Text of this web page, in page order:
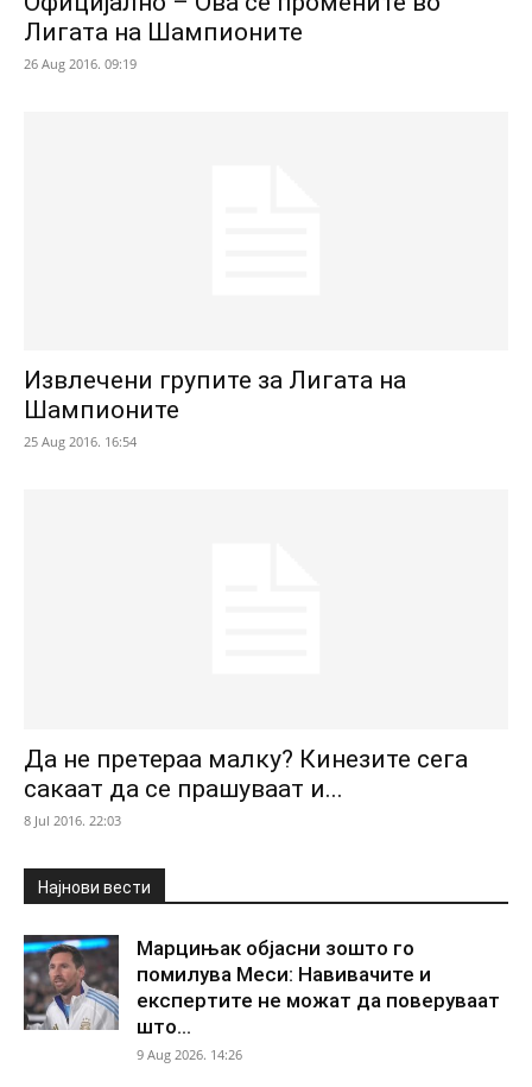
Лигата на Шампионите
26 Aug 2016. 09:19
Извлечени групите за Лигата на
Шампионите
25 Aug 2016. 16:54
Да не претераа малку? Кинезите сега
сакаат да се прашуваат и...
8 Jul 2016. 22:03
Најнови вести
Марцињак објасни зошто го
помилува Меси: Навивачите и
експертите не можат да поверуваат
што...
9 Aug 2026. 14:26